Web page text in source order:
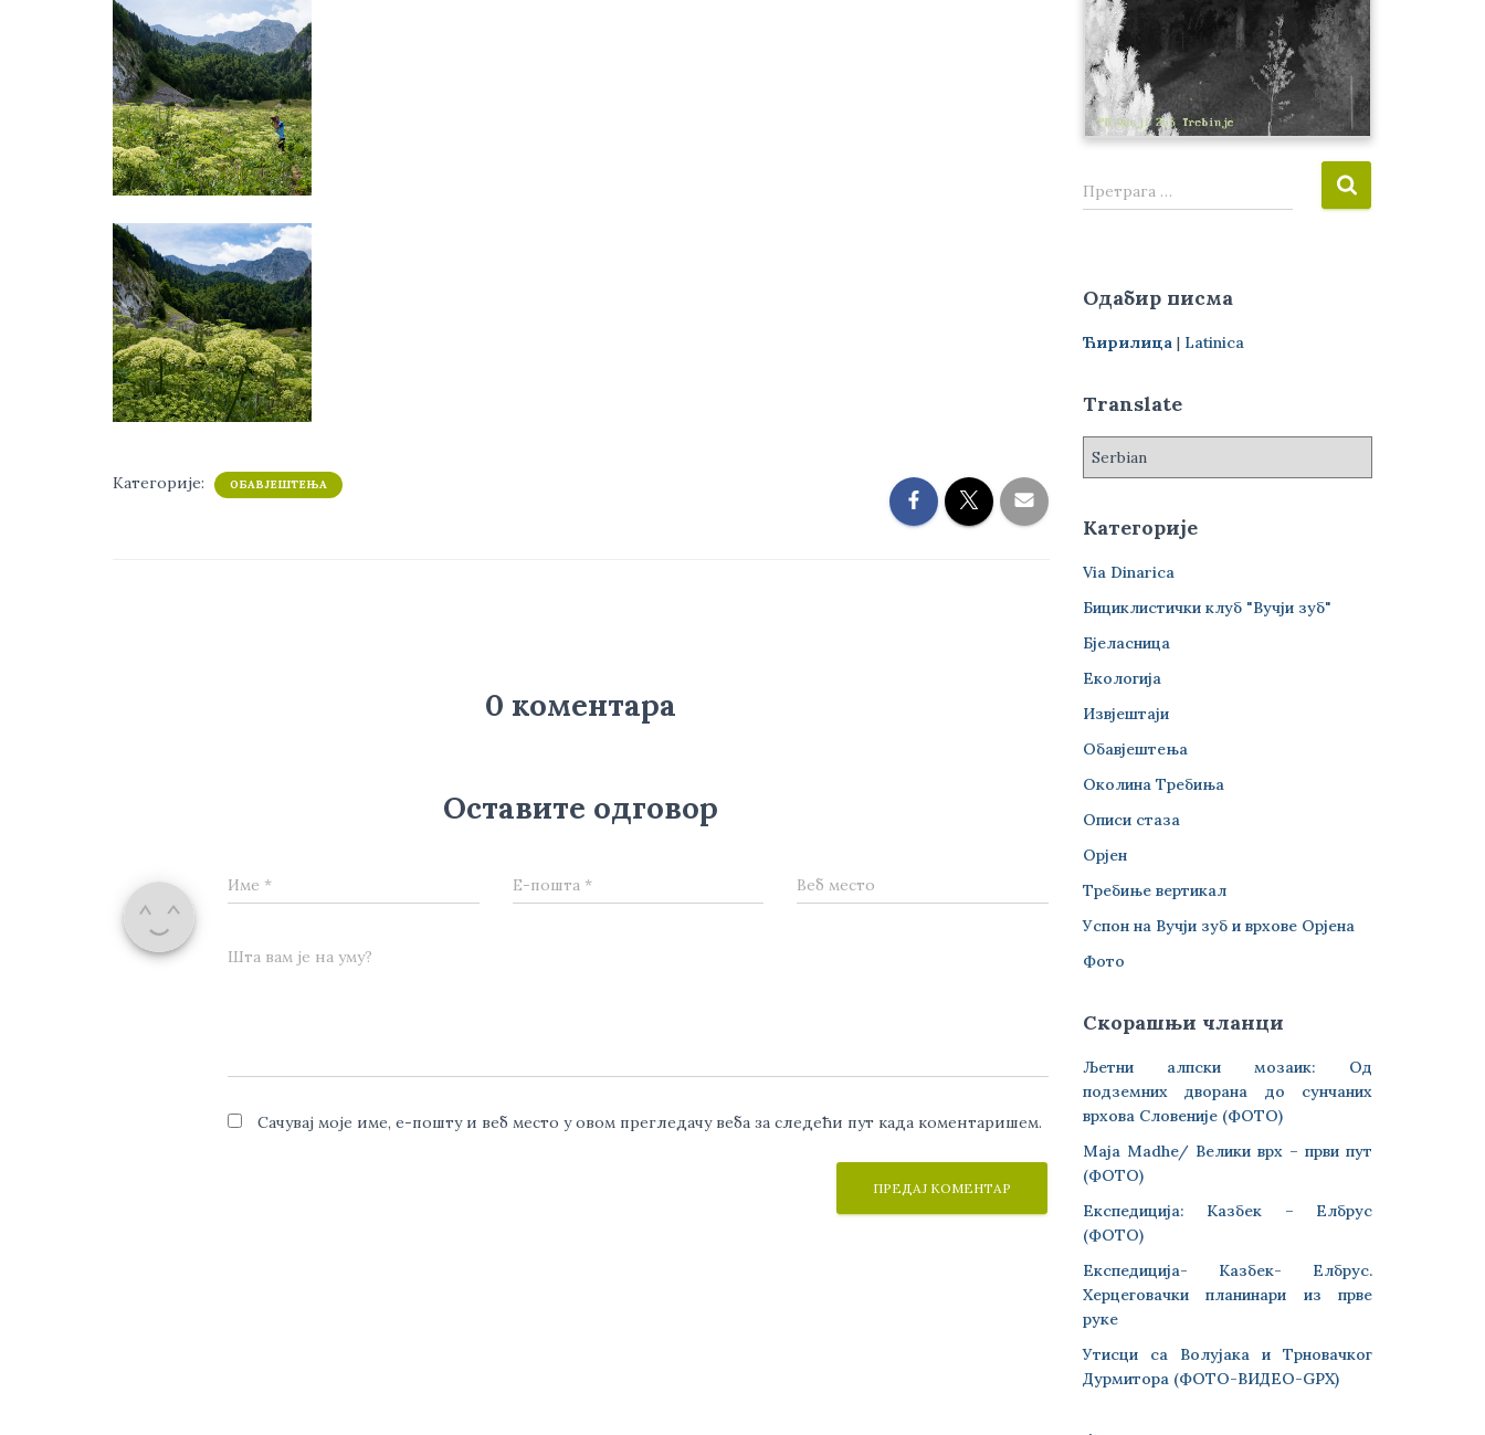
Категорије: ОБАВЈЕШТЕЊА
0 коментара
Оставите одговор
Име * Е-пошта * Веб место
Шта вам је на уму?
Сачувај моје име, е-пошту и веб место у овом прегледачу веба за следећи пут када коментаришем.
П
р
а
а
а
Претрага …
Одабир писма
Ћирилица | Latinica
Translate
Категорије
Via Dinarica
Бициклистички клуб "Вучји зуб"
Бјеласница
Екологија
Извјештаји
Обавјештења
Околина Требиња
Описи стаза
Орјен
Требиње вертикал
Успон на Вучји зуб и врхове Орјена
Фото
Скорашњи чланци
Љетни алпски мозаик: Од
подземних дворана до сунчаних
врхова Словеније (ФОТО)
Maja Madhe/ Велики врх – први пут
(ФОТО)
Експедиција: Казбек – Елбрус
(ФОТО)
Експедиција- Казбек- Елбрус.
Херцеговачки планинари из прве
руке
Утисци са Волујака и Трновачког
Дурмитора (ФОТО-ВИДЕО-GPX)